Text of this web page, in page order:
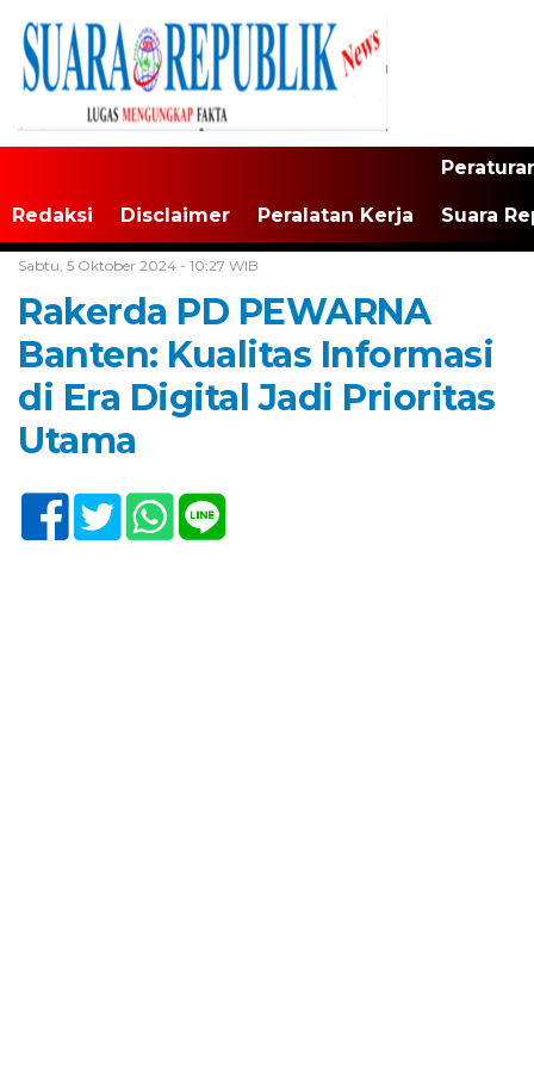
Redaksi Disclaimer Peralatan Kerja Suara
Sabtu, 5 Oktober 2024 - 10:27 WIB
Rakerda PD PEWARNA
Banten: Kualitas Informasi
di Era Digital Jadi Prioritas
Utama